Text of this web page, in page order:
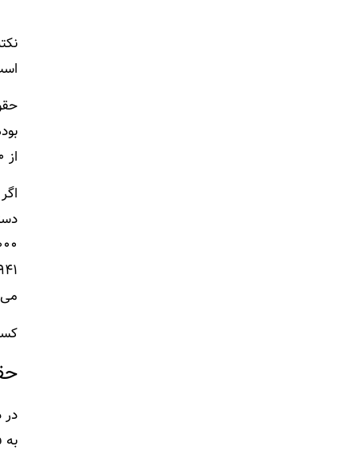
از ۹۰،۰۰۰ درهم (معادل با ۲،۴۵۶،۱۰۰،۰۰۰ تومان) درآمد داشته باشند.
به